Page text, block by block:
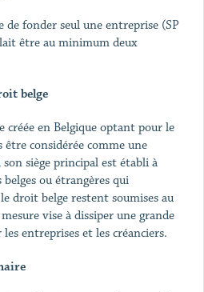
de fonder seul une entreprise (SP
être au minimum deux
belge
créée en Belgique optant pour le
considérée comme une
siège principal est établi à
ou étrangères qui
droit belge restent soumises au
vise à dissiper une grande
entreprises et les créanciers.